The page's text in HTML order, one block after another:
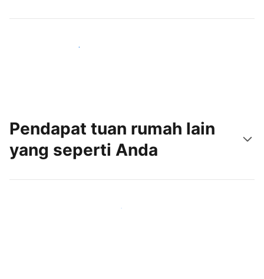
Jangkau tamu baru hari ini
Pendapat tuan rumah lain
yang seperti Anda
Gabung dengan tuan rumah lain seperti Anda